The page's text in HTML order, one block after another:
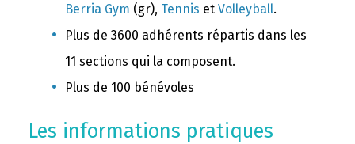
Berria Gym (gr), Tennis et Volleyball.
Plus de 3600 adhérents répartis dans les
11 sections qui la composent.
Plus de 100 bénévoles
Les informations pratiques